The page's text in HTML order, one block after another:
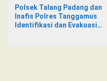
Polsek Talang Padang dan
Inafis Polres Tanggamus
Identifikasi dan Evakuasi